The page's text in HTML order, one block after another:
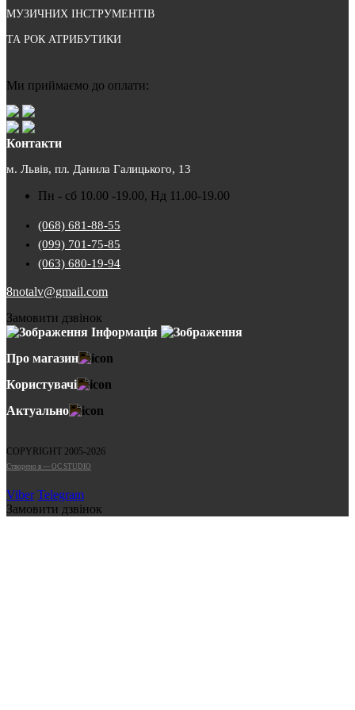
МУЗИЧНИХ ІНСТРУМЕНТІВ
ТА РОК АТРИБУТИКИ
Ми приймаємо до оплати:
Контакти
м. Львів, пл. Данила Галицького, 13
Пн - сб 10.00 -19.00, Нд 11.00-19.00
(068) 681-88-55
(099) 701-75-85
(063) 680-19-94
8notalv@gmail.com
Замовити дзвінок
Інформація
Про магазин
Користувачі
Актуально
COPYRIGHT 2005-2026
Cтворено в — OC STUDIO
Viber Telegram
Замовити дзвінок